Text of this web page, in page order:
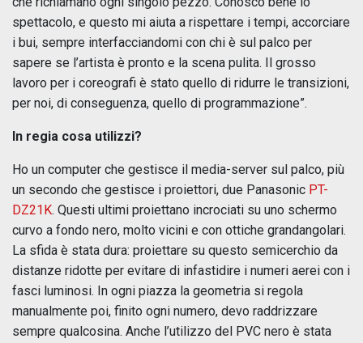
spettacolo, e questo mi aiuta a rispettare i tempi, accorciare
i bui, sempre interfacciandomi con chi è sul palco per
sapere se l’artista è pronto e la scena pulita. Il grosso
lavoro per i coreografi è stato quello di ridurre le transizioni,
per noi, di conseguenza, quello di programmazione”.
In regia cosa utilizzi?
Ho un computer che gestisce il media-server sul palco, più
un secondo che gestisce i proiettori, due Panasonic PT-
DZ21K. Questi ultimi proiettano incrociati su uno schermo
curvo a fondo nero, molto vicini e con ottiche grandangolari.
La sfida è stata dura: proiettare su questo semicerchio da
distanze ridotte per evitare di infastidire i numeri aerei con i
fasci luminosi. In ogni piazza la geometria si regola
manualmente poi, finito ogni numero, devo raddrizzare
sempre qualcosina. Anche l’utilizzo del PVC nero è stata